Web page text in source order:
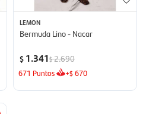
LEMON
Bermuda Lino - Nacar
$ 1.341$2.690
671 Puntos +$670